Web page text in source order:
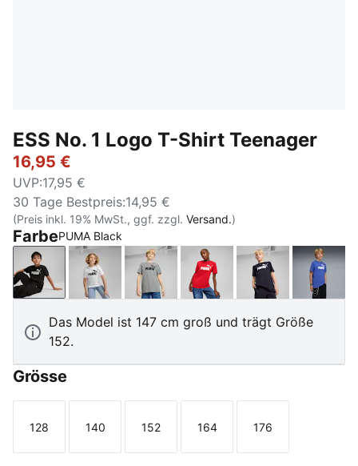
ESS No. 1 Logo T-Shirt Teenager
16,95 €
UVP:17,95 €
30 Tage Bestpreis:14,95 €
(Preis inkl. 19% MwSt., ggf. zzgl. Versand.)
FarbePUMA Black
PUMA BlackPUMA WhiteMedium Gray Heather
For All Time RedNew NavyRoyal
Das Model ist 147 cm groß und trägt Größe
152.
Grösse
Größe
128
Größe
140
Größe
152
Größe
164
Größe
176